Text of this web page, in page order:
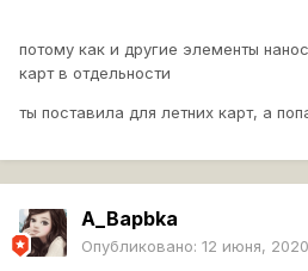
потому как и другие элементы
карт в отдельности
ты поставила для летних карт, а
A_Bapbka
Опубликовано: 12 июня, 2020